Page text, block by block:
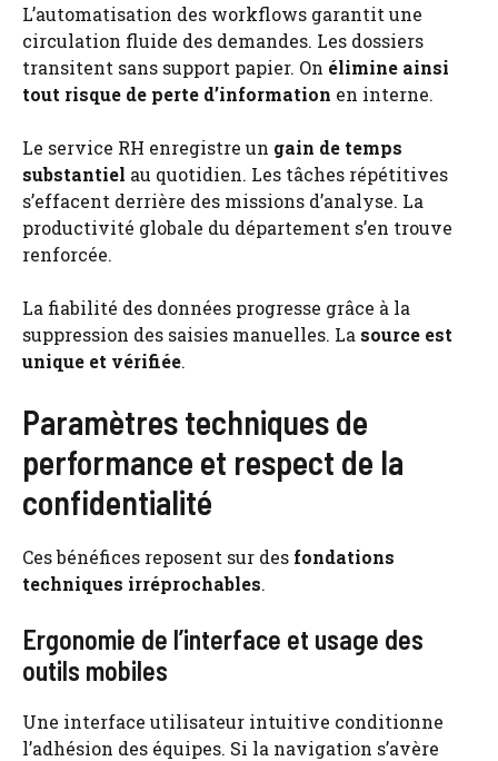
L’automatisation des workflows garantit une
circulation fluide des demandes. Les dossiers
transitent sans support papier. On élimine ainsi
tout risque de perte d’information en interne.
Le service RH enregistre un gain de temps
substantiel au quotidien. Les tâches répétitives
s’effacent derrière des missions d’analyse. La
productivité globale du département s’en trouve
renforcée.
La fiabilité des données progresse grâce à la
suppression des saisies manuelles. La source est
unique et vérifiée.
Paramètres techniques de
performance et respect de la
confidentialité
Ces bénéfices reposent sur des fondations
techniques irréprochables.
Ergonomie de l’interface et usage des
outils mobiles
Une interface utilisateur intuitive conditionne
l’adhésion des équipes. Si la navigation s’avère